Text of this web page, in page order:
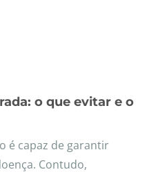
o que evitar e o
é capaz de garantir
Contudo,